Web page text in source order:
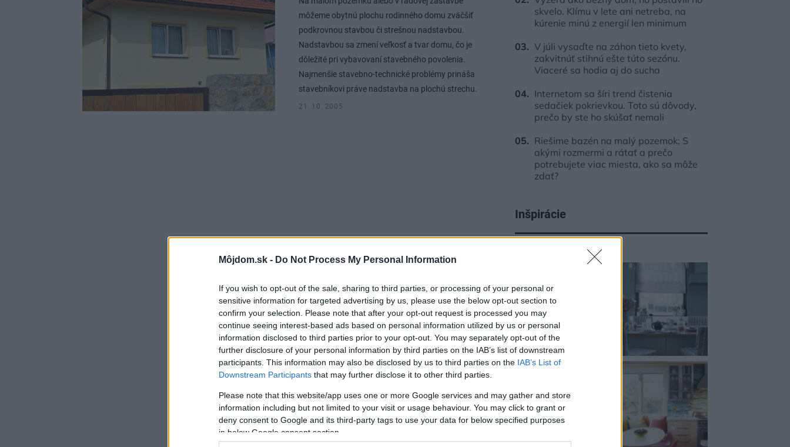
Môjdom.sk - Do Not Process My Personal Information
If you wish to opt-out of the sale, sharing to third parties, or processing of your personal or
sensitive information for targeted advertising by us, please use the below opt-out section to
confirm your selection. Please note that after your opt-out request is processed you may
continue seeing interest-based ads based on personal information utilized by us or personal
information disclosed to third parties prior to your opt-out. You may separately opt-out of the
further disclosure of your personal information by third parties on the IAB’s list of downstream
participants. This information may also be disclosed by us to third parties on the IAB’s List of
Downstream Participants that may further disclose it to other third parties.
Please note that this website/app uses one or more Google services and may gather and store
information including but not limited to your visit or usage behaviour. You may click to grant or
deny consent to Google and its third-party tags to use your data for below specified purposes
in below Google consent section.
môžeme obytnú plochu rodinného domu zväčšiť
podkrovnou stavbou či strešnou nadstavbou.
Nadstavbou sa zmení veľkosť a tvar domu, čo je
dôležité pri vybavovaní stavebného povolenia.
Najmenšie stavebno-technické problémy prináša
stavebníkovi práve nadstavba na plochú strechu.
21. 10. 2005
skvelo. Klímu v lete ani netreba, na
kúrenie minú z energií len minimum
V júli vysaďte na záhon tieto kvety,
zakvitnúť stihnú ešte túto sezónu.
Viaceré sa hodia aj do sucha
Internetom sa šíri trend čistenia
sedačiek pokrievkou. Toto sú dôvody,
prečo by ste ho skúšať nemali
Riešime bazén na malý pozemok: S
akými rozmermi a rátať a prečo
potrebujete viac miesta, ako sa môže
zdať?
Inšpirácie
zelená